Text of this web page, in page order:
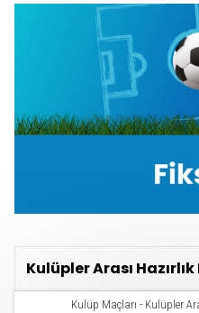
Kulüpler Arası
Kulüp Maçları - Kulüpler